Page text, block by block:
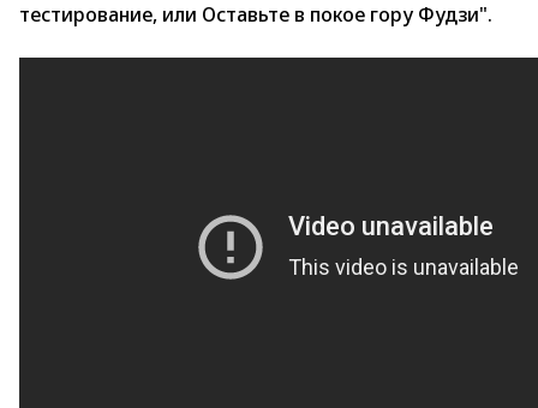
тестирование, или Оставьте в покое гору Фудзи".